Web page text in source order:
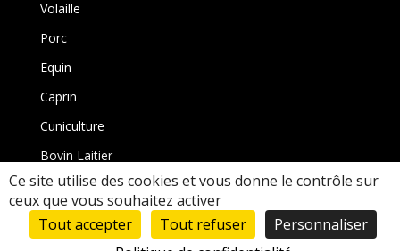
Volaille
Porc
Equin
Caprin
Cuniculture
Bovin Laitier
Bovin
Ce site utilise des cookies et vous donne le contrôle sur
ceux que vous souhaitez activer
Tout accepter
Tout refuser
Personnaliser